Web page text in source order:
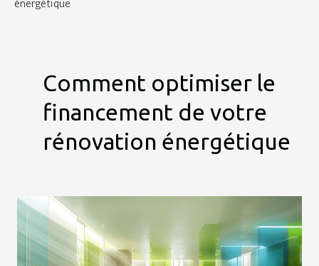
Comment optimiser le
financement de votre
rénovation énergétique